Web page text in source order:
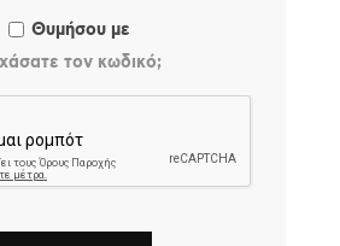
Θυμήσου με
τον κωδικό;